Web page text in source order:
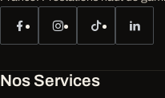
Nos Services